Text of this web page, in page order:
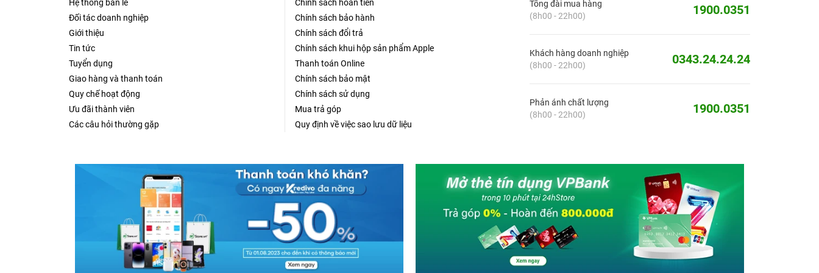
Hệ thống bán lẻ
Đối tác doanh nghiệp
Giới thiệu
Tin tức
Tuyển dụng
Giao hàng và thanh toán
Quy chế hoạt động
Ưu đãi thành viên
Các câu hỏi thường gặp
Chính sách hoàn tiền
Chính sách bảo hành
Chính sách đổi trả
Chính sách khui hộp sản phẩm Apple
Thanh toán Online
Chính sách bảo mật
Chính sách sử dụng
Mua trả góp
Quy định về việc sao lưu dữ liệu
Tổng đài mua hàng
(8h00 - 22h00)
1900.0351
Khách hàng doanh nghiệp
(8h00 - 22h00)
0343.24.24.24
Phản ánh chất lượng
(8h00 - 22h00)
1900.0351